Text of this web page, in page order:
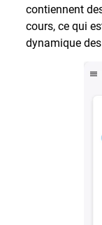
contiennent
cours, ce qui
dynamique